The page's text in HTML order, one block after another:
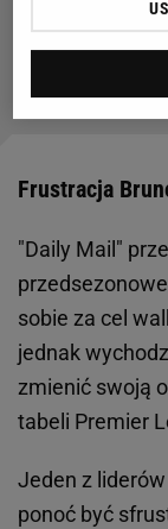
Miliarderzy z
Frustracja
"Daily Mail"
sobie za cel
jednak
zmienić swoją
tabeli Premier
Jeden z liderów
ponoć być